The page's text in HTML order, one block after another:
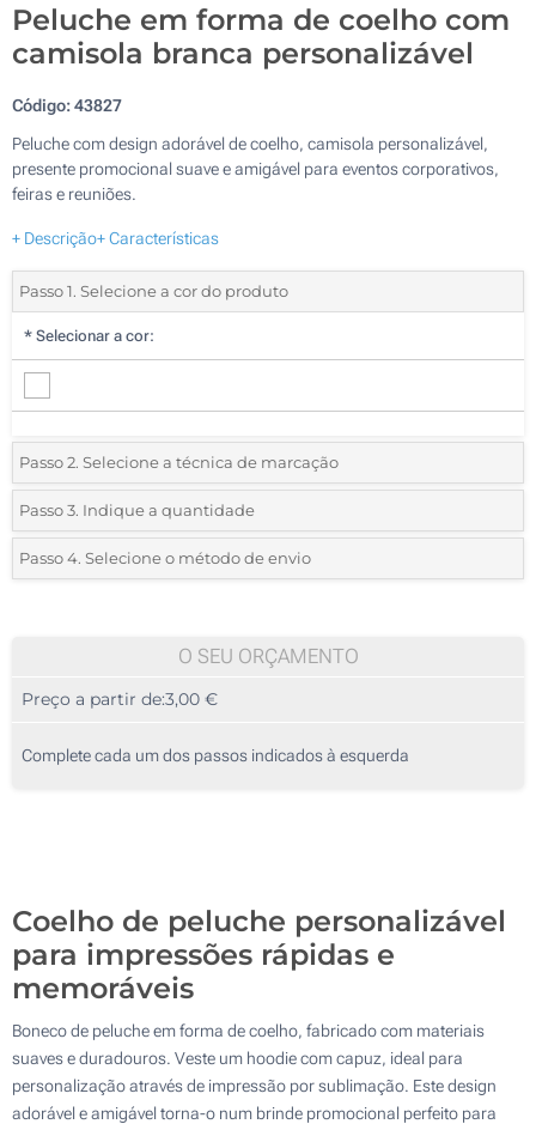
Peluche em forma de coelho com
camisola branca personalizável
Código:43827
Peluche com design adorável de coelho, camisola personalizável,
presente promocional suave e amigável para eventos corporativos,
feiras e reuniões.
+ Descrição+ Características
Passo 1. Selecione a cor do produto
* Selecionar a cor:
Passo 2. Selecione a técnica de marcação
*Selecione o tipo de marcação e as cores do logotipo:
1 Cor (No sweatshirt)
3 Cores (No sweatshirt)
Passo 3. Indique a quantidade
*Quantidade mínima:10
20
50
Passo 4. Selecione o método de envio
O SEU ORÇAMENTO
Preço a partir de:3,00 €
Complete cada um dos passos indicados à esquerda
Coelho de peluche personalizável
para impressões rápidas e
memoráveis
Boneco de peluche em forma de coelho, fabricado com materiais
suaves e duradouros. Veste um hoodie com capuz, ideal para
personalização através de impressão por sublimação. Este design
adorável e amigável torna-o num brinde promocional perfeito para